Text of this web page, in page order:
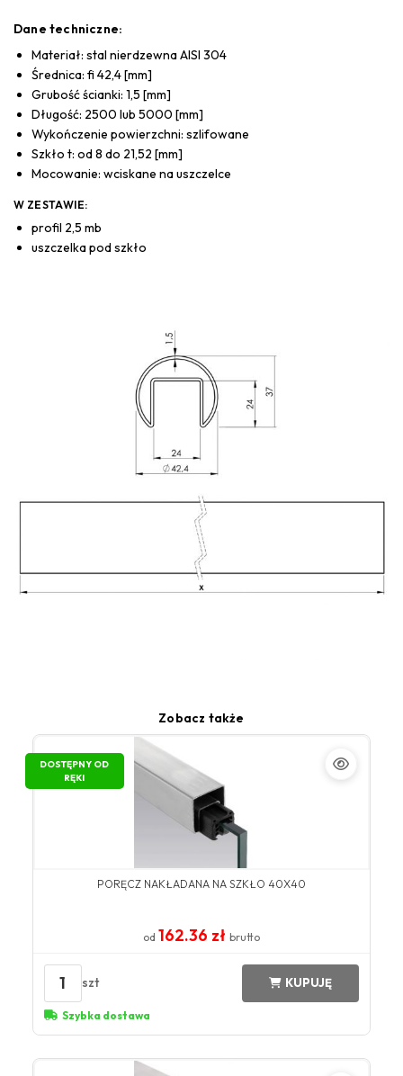
Dane techniczne:
Materiał: stal nierdzewna AISI 304
Średnica: fi 42,4 [mm]
Grubość ścianki: 1,5 [mm]
Długość: 2500 lub 5000 [mm]
Wykończenie powierzchni: szlifowane
Szkło t: od 8 do 21,52 [mm]
Mocowanie: wciskane na uszczelce
W ZESTAWIE:
profil 2,5 mb
uszczelka pod szkło
Zobacz także
DOSTĘPNY OD
RĘKI
PORĘCZ NAKŁADANA NA SZKŁO 40X40
od 162.36 zł brutto
1 szt KUPUJĘ
Szybka dostawa